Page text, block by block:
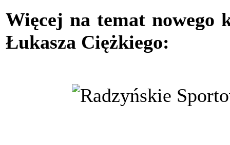
Więcej na temat nowego
Łukasza Ciężkiego: